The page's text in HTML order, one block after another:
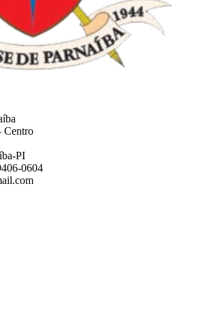
Centro
PI
0604